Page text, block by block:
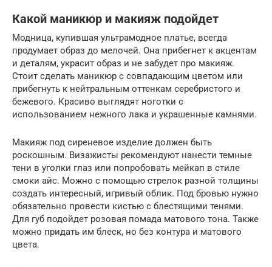
Какой маникюр и макияж подойдет
Модница, купившая ультрамодное платье, всегда
продумает образ до мелочей. Она прибегнет к акцентам
и деталям, украсит образ и не забудет про макияж.
Стоит сделать маникюр с совпадающим цветом или
прибегнуть к нейтральным оттенкам серебристого и
бежевого. Красиво выглядят ноготки с
использованием нежного лака и украшенные камнями.
Макияж под сиреневое изделие должен быть
роскошным. Визажисты рекомендуют нанести темные
тени в уголки глаз или попробовать мейкап в стиле
смоки айс. Можно с помощью стрелок разной толщины
создать интересный, игривый облик. Под бровью нужно
обязательно провести кистью с блестящими тенями.
Для губ подойдет розовая помада матового тона. Также
можно придать им блеск, но без контура и матового
цвета.